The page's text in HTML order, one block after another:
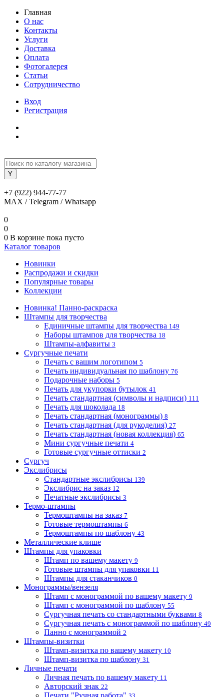
Главная
О нас
Контакты
Услуги
Доставка
Оплата
Фотогалерея
Статьи
Сотрудничество
Вход
Регистрация
+7 (922) 944-77-77
MAX / Telegram / Whatsapp
0
0
0 В корзине пока пусто
Каталог товаров
Новинки
Распродажи и скидки
Популярные товары
Коллекции
Новинка! Панно-раскраска
Штампы для творчества
Единичные штампы для творчества 149
Наборы штампов для творчества 18
Штампы-алфавиты 3
Сургучные печати
Печать с вашим логотипом 5
Печать индивидуальная по шаблону 76
Подарочные наборы 5
Печать для укупорки бутылок 41
Печать стандартная (символы и надписи) 111
Печать для шоколада 18
Печать стандартная (монограммы) 8
Печать стандартная (для рукоделия) 27
Печать стандартная (новая коллекция) 65
Мини сургучные печати 4
Готовые сургучные оттиски 2
Сургуч
Экслибрисы
Стандартные экслибрисы 139
Экслибрис на заказ 12
Печатные экслибрисы 3
Термо-штампы
Термоштампы на заказ 7
Готовые термоштампы 6
Термоштампы по шаблону 43
Металлические клише
Штампы для упаковки
Штамп по вашему макету 9
Готовые штампы для упаковки 11
Штампы для стаканчиков 0
Монограммы/вензеля
Штамп с монограммой по вашему макету 9
Штамп с монограммой по шаблону 55
Сургучная печать со стандартными буквами 8
Сургучная печать с монограммой по шаблону 49
Панно с монограммой 2
Штампы-визитки
Штамп-визитка по вашему макету 10
Штамп-визитка по шаблону 31
Личные печати
Личная печать по вашему макету 11
Авторский знак 22
Печати "Ручная работа"